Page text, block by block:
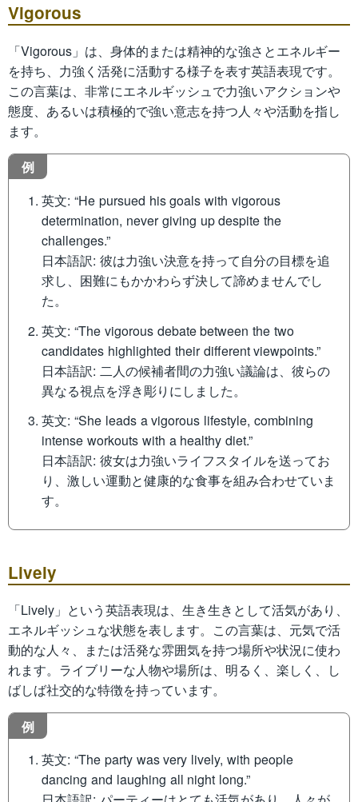
Vigorous
「Vigorous」は、身体的または精神的な強さとエネルギー
を持ち、力強く活発に活動する様子を表す英語表現です。
この言葉は、非常にエネルギッシュで力強いアクションや
態度、あるいは積極的で強い意志を持つ人々や活動を指し
ます。
例
英文: “He pursued his goals with vigorous
determination, never giving up despite the
challenges.”
日本語訳: 彼は力強い決意を持って自分の目標を追
求し、困難にもかかわらず決して諦めませんでし
た。
英文: “The vigorous debate between the two
candidates highlighted their different viewpoints.”
日本語訳: 二人の候補者間の力強い議論は、彼らの
異なる視点を浮き彫りにしました。
英文: “She leads a vigorous lifestyle, combining
intense workouts with a healthy diet.”
日本語訳: 彼女は力強いライフスタイルを送ってお
り、激しい運動と健康的な食事を組み合わせていま
す。
Lively
「Lively」という英語表現は、生き生きとして活気があり、
エネルギッシュな状態を表します。この言葉は、元気で活
動的な人々、または活発な雰囲気を持つ場所や状況に使わ
れます。ライブリーな人物や場所は、明るく、楽しく、し
ばしば社交的な特徴を持っています。
例
英文: “The party was very lively, with people
dancing and laughing all night long.”